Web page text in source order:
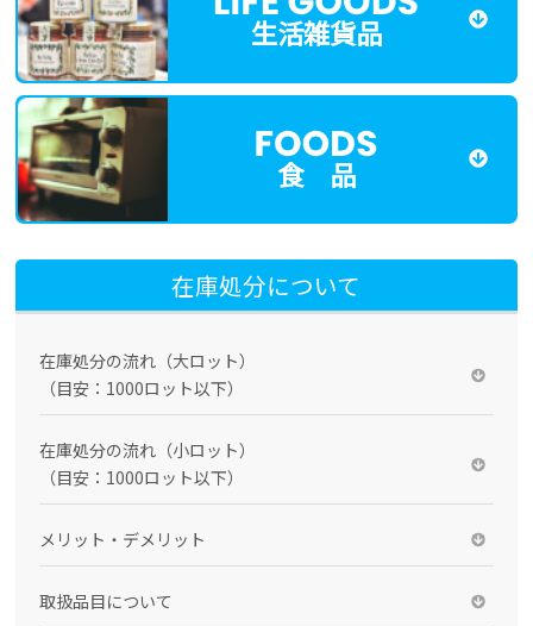
生活雑貨品
食 品
在庫処分について
在庫処分の流れ（大ロット）
（目安：1000ロット以下）
在庫処分の流れ（小ロット）
（目安：1000ロット以下）
メリット・デメリット
取扱品目について